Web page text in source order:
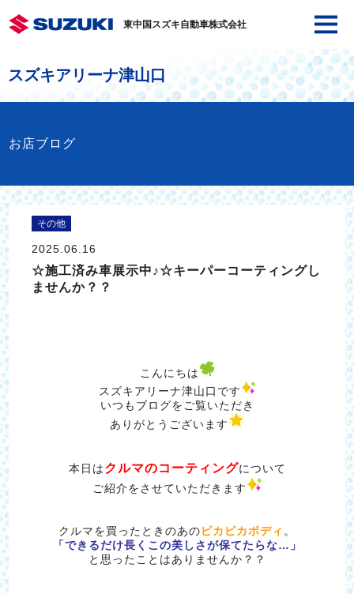
東中国スズキ自動車株式会社
スズキアリーナ津山口
お店ブログ
その他
2025.06.16
☆施工済み車展示中♪☆キーパーコーティングし
ませんか？？
こんにちは
スズキアリーナ津山口です
いつもブログをご覧いただき
ありがとうございます
本日はクルマのコーティングについて
ご紹介をさせていただきます
クルマを買ったときのあのピカピカボディ 。
「できるだけ長くこの美しさが保てたらな…」
と思ったことはありませんか？？